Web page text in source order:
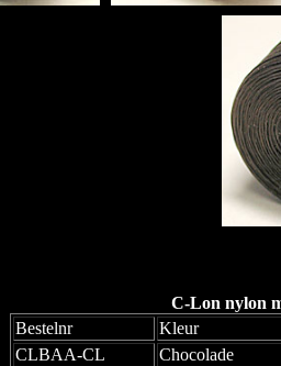
C-Lon nylon
Bestelnr
Kleur
CLBAA-CL
Chocolade